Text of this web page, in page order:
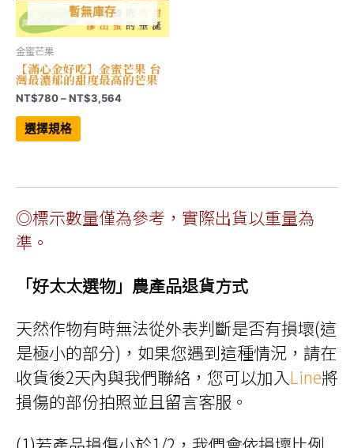
暫無庫存
金蜜芒果
【滿心金好吃】金蜜芒果 台
灣最濃郁的甜度最高的芒果
NT$780–NT$3,564價
選擇規格
此
品
式。
在
產
擇
選
◎標示數量僅為參考，實際出貨以重量為
準。
「好太太選物」農產品退貨方式
天然作物有時無法從外表判斷是否有損壞(這
是極小的部分)，如果您遇到這種情況，請在
收貨後2天內與我們聯絡，您可以加入Line將
損傷的部份拍照並且留言客服。